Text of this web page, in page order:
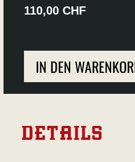
110,00 CHF
IN DEN
DETAILS